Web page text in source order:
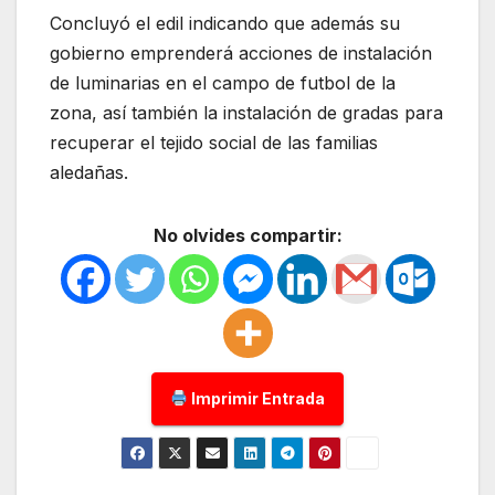
Concluyó el edil indicando que además su
gobierno emprenderá acciones de instalación
de luminarias en el campo de futbol de la
zona, así también la instalación de gradas para
recuperar el tejido social de las familias
aledañas.
No olvides compartir:
Imprimir Entrada